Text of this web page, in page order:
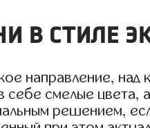
в стиле
направление,
себе смелые
решением,